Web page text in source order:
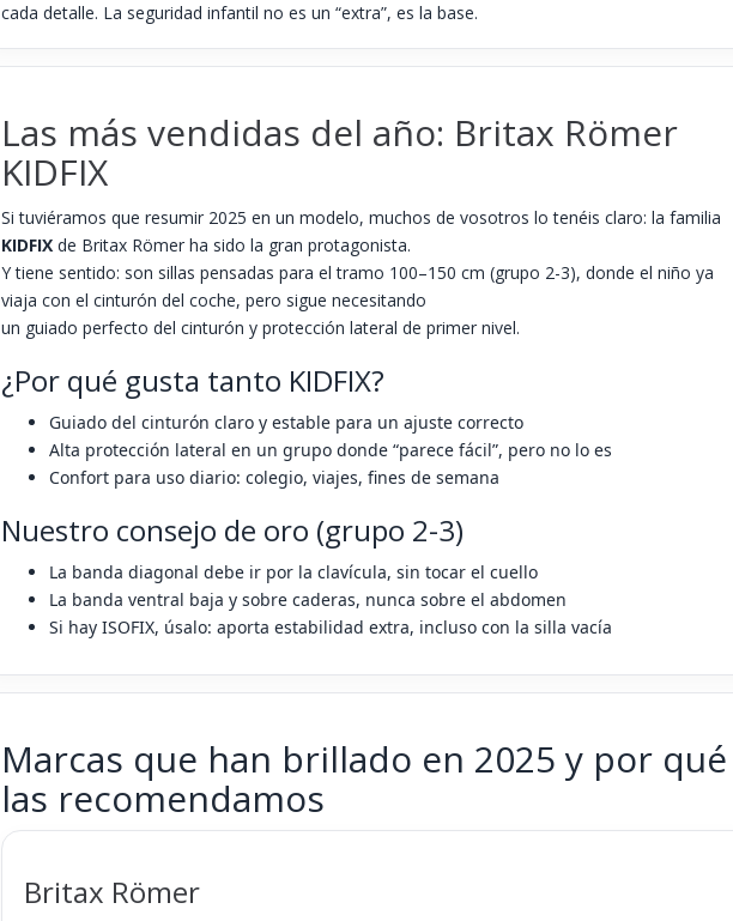
cada detalle. La seguridad infantil no es un “extra”, es la base.
Las más vendidas del año: Britax Römer
KIDFIX
Si tuviéramos que resumir 2025 en un modelo, muchos de vosotros lo tenéis claro: la familia
KIDFIX de Britax Römer ha sido la gran protagonista.
Y tiene sentido: son sillas pensadas para el tramo 100–150 cm (grupo 2-3), donde el niño ya
viaja con el cinturón del coche, pero sigue necesitando
un guiado perfecto del cinturón y protección lateral de primer nivel.
¿Por qué gusta tanto KIDFIX?
Guiado del cinturón claro y estable para un ajuste correcto
Alta protección lateral en un grupo donde “parece fácil”, pero no lo es
Confort para uso diario: colegio, viajes, fines de semana
Nuestro consejo de oro (grupo 2-3)
La banda diagonal debe ir por la clavícula, sin tocar el cuello
La banda ventral baja y sobre caderas, nunca sobre el abdomen
Si hay ISOFIX, úsalo: aporta estabilidad extra, incluso con la silla vacía
Marcas que han brillado en 2025 y por qué
las recomendamos
Britax Römer